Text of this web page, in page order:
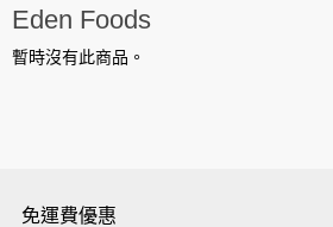
Eden Foods
暫時沒有此商品。
免運費優惠